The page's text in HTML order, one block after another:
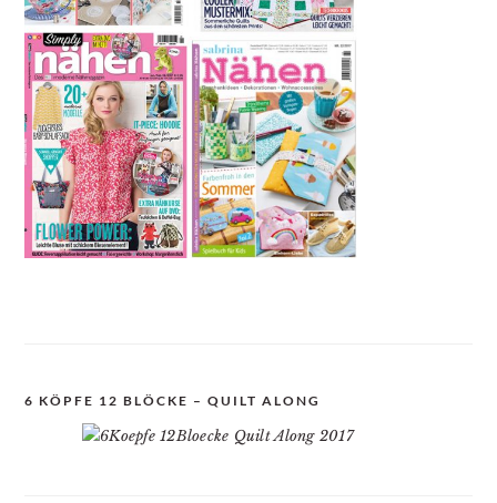
6 KÖPFE 12 BLÖCKE – QUILT ALONG